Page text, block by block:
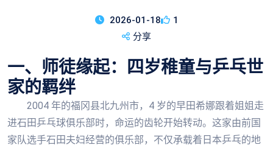
2026-01-18
1
分享
一、师徒缘起：四岁稚童与乒乓世
家的羁绊
2004 年的福冈县北九州市，4 岁的早田希娜跟着姐姐走
进石田乒乓球俱乐部时，命运的齿轮开始转动。这家由前国
家队选手石田夫妇经营的俱乐部，不仅承载着日本乒乓的地